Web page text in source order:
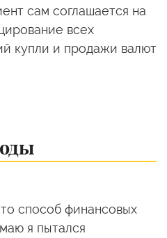
сам соглашается на
всех
купли и продажи валют
способ финансовых
я пытался